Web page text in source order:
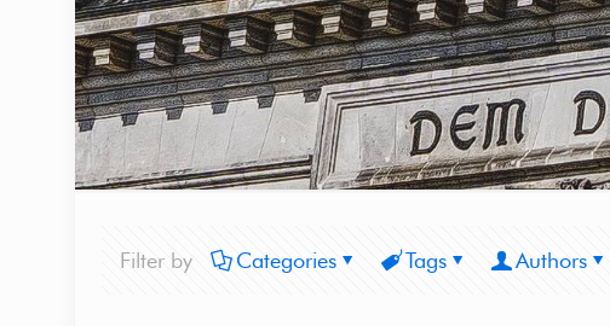
Filter by Categories Tags Authors